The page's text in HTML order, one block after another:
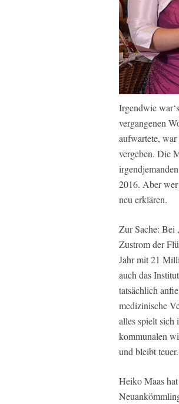
Irgendwie
vergangenen
aufwartete,
vergeben. Die
2016. Aber
neu erklären.
Zur Sache: Bei
Zustrom der
Jahr mit 21
auch das
tatsächlich
medizinische
alles spielt sich
kommunalen
und bleibt teuer.
Heiko Maas